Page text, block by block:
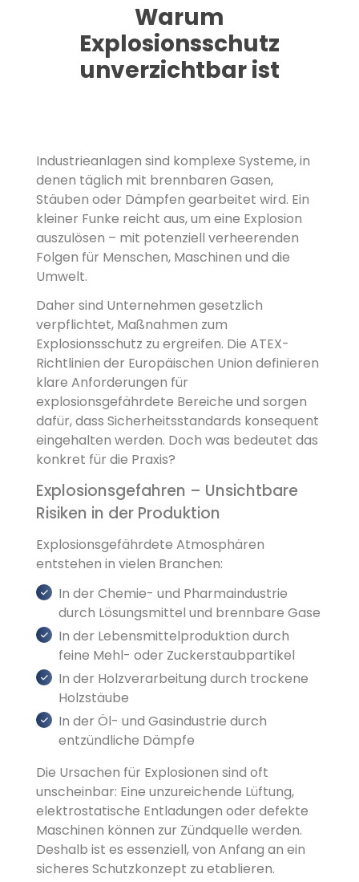
Warum
Explosionsschutz
unverzichtbar ist
Industrieanlagen sind komplexe Systeme, in
denen täglich mit brennbaren Gasen,
Stäuben oder Dämpfen gearbeitet wird. Ein
kleiner Funke reicht aus, um eine Explosion
auszulösen – mit potenziell verheerenden
Folgen für Menschen, Maschinen und die
Umwelt.
Daher sind Unternehmen gesetzlich
verpflichtet, Maßnahmen zum
Explosionsschutz zu ergreifen. Die ATEX-
Richtlinien der Europäischen Union definieren
klare Anforderungen für
explosionsgefährdete Bereiche und sorgen
dafür, dass Sicherheitsstandards konsequent
eingehalten werden. Doch was bedeutet das
konkret für die Praxis?
Explosionsgefahren – Unsichtbare
Risiken in der Produktion
Explosionsgefährdete Atmosphären
entstehen in vielen Branchen:
In der Chemie- und Pharmaindustrie
durch Lösungsmittel und brennbare Gase
In der Lebensmittelproduktion durch
feine Mehl- oder Zuckerstaubpartikel
In der Holzverarbeitung durch trockene
Holzstäube
In der Öl- und Gasindustrie durch
entzündliche Dämpfe
Die Ursachen für Explosionen sind oft
unscheinbar: Eine unzureichende Lüftung,
elektrostatische Entladungen oder defekte
Maschinen können zur Zündquelle werden.
Deshalb ist es essenziell, von Anfang an ein
sicheres Schutzkonzept zu etablieren.